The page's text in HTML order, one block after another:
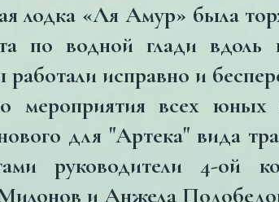
лодка «Ля Амур» была
по водной глади вдоль
исправно и
мероприятия всех юных
для "Артека" вида
руководители 4-ой
и Анжела